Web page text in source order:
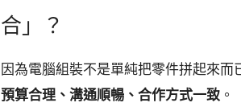
合」？
因為電腦組裝不是單純把零件拼起來
預算合理、溝通順暢、合作方式一致 。